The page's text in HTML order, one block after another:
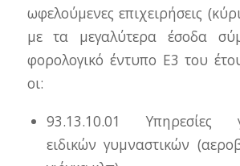
ωφελούμενες επιχειρήσεις
με τα μεγαλύτερα έσοδα
φορολογικό έντυπο Ε3 του
οι:
93.13.10.01 Υπηρεσίες
ειδικών γυμναστικών